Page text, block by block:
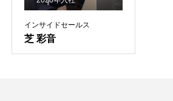
インサイドセールス
芝 彩音